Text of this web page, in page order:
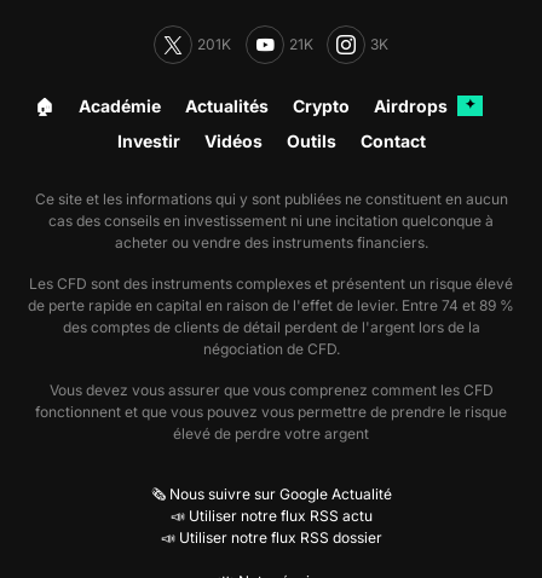
201K 21K 3K
🏠︎ Académie Actualités Crypto Airdrops ✦
Investir Vidéos Outils Contact
Ce site et les informations qui y sont publiées ne constituent en aucun
cas des conseils en investissement ni une incitation quelconque à
acheter ou vendre des instruments financiers.
Les CFD sont des instruments complexes et présentent un risque élevé
de perte rapide en capital en raison de l'effet de levier. Entre 74 et 89 %
des comptes de clients de détail perdent de l'argent lors de la
négociation de CFD.
Vous devez vous assurer que vous comprenez comment les CFD
fonctionnent et que vous pouvez vous permettre de prendre le risque
élevé de perdre votre argent
🗞️ Nous suivre sur Google Actualité
📣 Utiliser notre flux RSS actu
📣 Utiliser notre flux RSS dossier